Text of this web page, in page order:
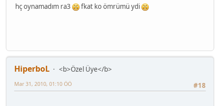
hç oynamadım ra3 fkat ko ömrümü ydi
HiperboL
<b>Özel Üye</b>
#18
Mar 31, 2010, 01:10 ÖÖ